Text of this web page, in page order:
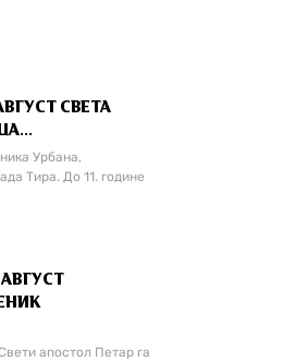
СВЕТА
Урбана,
Тира. До 11. године
апостол Петар га